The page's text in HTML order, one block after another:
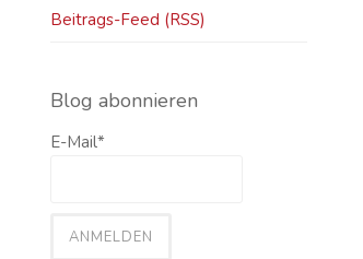
Beitrags-Feed (RSS)
Blog abonnieren
E-Mail*